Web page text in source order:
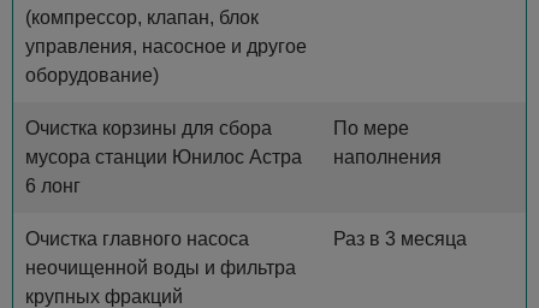
(компрессор, клапан, блок
управления, насосное и другое
оборудование)
Очистка корзины для сбора
мусора станции Юнилос Астра
6 лонг
По мере
наполнения
Очистка главного насоса
неочищенной воды и фильтра
крупных фракций
Раз в 3 месяца